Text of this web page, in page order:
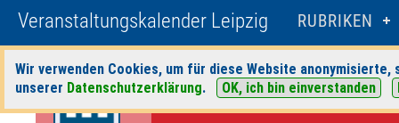
Veranstaltungskalender Leipzig RUBRIKEN
Wir verwenden Cookies, um für diese Website
unserer Datenschutzerklärung. OK, ich bin einverstanden
Startseite>Veranstaltungen>Suche>Fest & Festival>Stadthafen